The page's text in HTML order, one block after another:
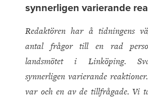
synnerligen varierande
Redaktören har å tidningens
antal frågor till en rad
landsmötet i Linköping.
synnerligen varierande
var och en av de tillfrågade. Vi